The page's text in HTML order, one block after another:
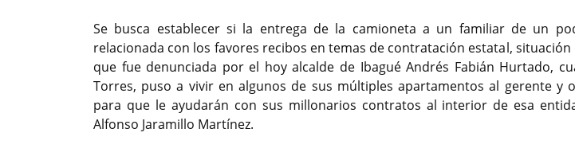
Se busca establecer si la entrega de la camioneta a un familiar de un
relacionada con los favores recibos en temas de contratación estatal, situación
que fue denunciada por el hoy alcalde de Ibagué Andrés Fabián Hurtado,
Torres, puso a vivir en algunos de sus múltiples apartamentos al gerente y
para que le ayudarán con sus millonarios contratos al interior de esa
Alfonso Jaramillo Martínez.